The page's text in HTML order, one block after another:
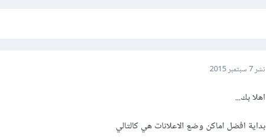
نشر7 سبتمبر 2015
اهلا بك...
بداية افضل اماكن وضع الاعلانات هي كالتالي